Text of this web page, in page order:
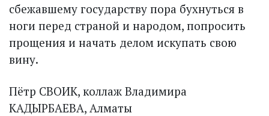
сбежавшему государству пора бухнуться в
ноги перед страной и народом, попросить
прощения и начать делом искупать свою
вину.
Пётр СВОИК, коллаж Владимира
КАДЫРБАЕВА, Алматы